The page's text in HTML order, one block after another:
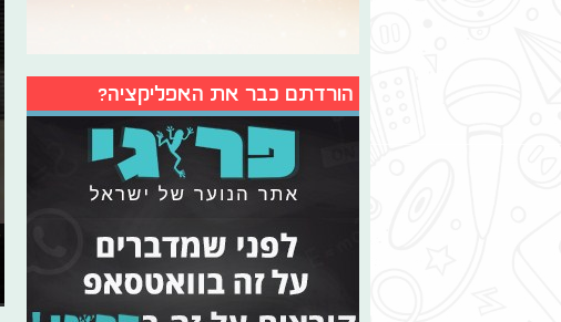
הורדתם כבר את האפליקציה?